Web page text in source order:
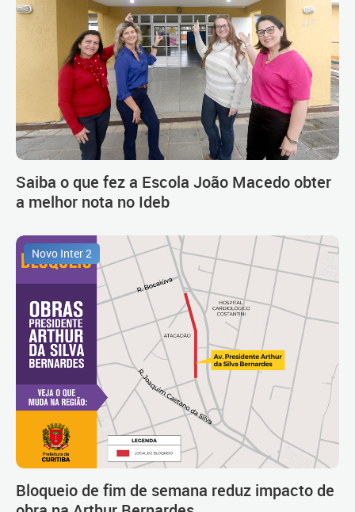
Saiba o que fez a Escola João Macedo obter
a melhor nota no Ideb
Novo Inter 2
Bloqueio de fim de semana reduz impacto de